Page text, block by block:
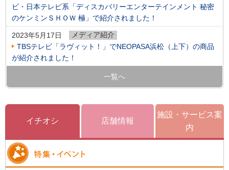
ビ・日本テレビ系「ディスカバリーエンターテインメント 秘密
のケンミンＳＨＯＷ 極」で紹介されました！
2023年5月17日
メディア紹介
TBSテレビ「ラヴィット！」でNEOPASA浜松（上下）の商品
が紹介されました！
一覧へ
イチオシ 店舗情報
施設・サービス案
内